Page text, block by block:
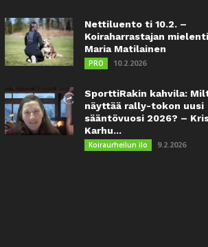
Nettiluento ti 10.2. –
Koiraharrastajan
Maria Matilainen
PRO 10.2.2026
SporttiRakin kahvila:
näyttää rally-tokon uusi
sääntövuosi 2026? –
Karhu...
Koiraurheilun ilo 9.2.2026